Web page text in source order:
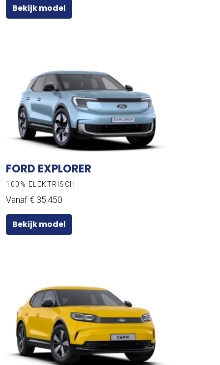
Bekijk model
FORD EXPLORER
100% ELEKTRISCH
Vanaf € 35.450
Bekijk model